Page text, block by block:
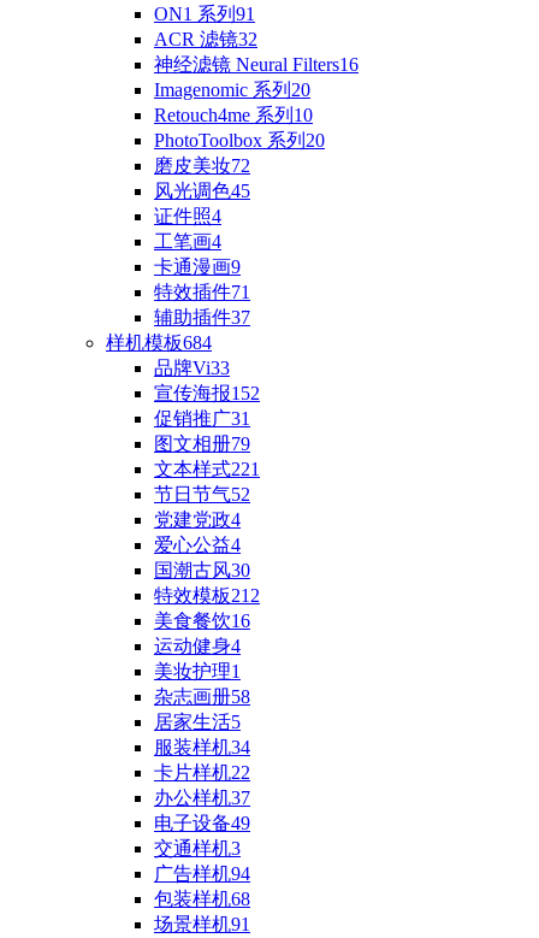
ON1 系列 91
ACR 滤镜32
神经滤镜 Neural Filters16
Imagenomic 系列 20
Retouch4me 系列 10
PhotoToolbox 系列 20
磨皮美妆72
风光调色45
证件照4
工笔画4
卡通漫画9
特效插件71
辅助插件37
样机模板684
品牌Vi33
宣传海报152
促销推广31
图文相册79
文本样式221
节日节气52
党建党政4
爱心公益4
国潮古风30
特效模板212
美食餐饮16
运动健身4
美妆护理1
杂志画册58
居家生活5
服装样机34
卡片样机22
办公样机37
电子设备49
交通样机3
广告样机94
包装样机68
场景样机91